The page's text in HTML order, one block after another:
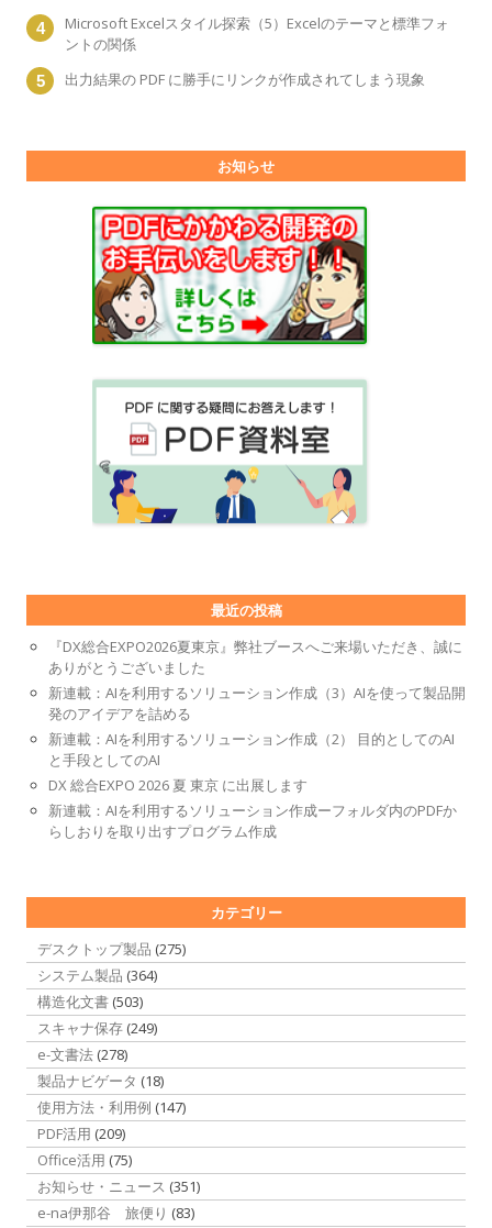
Microsoft Excelスタイル探索（5）Excelのテーマと標準フォ
ントの関係
出力結果の PDF に勝手にリンクが作成されてしまう現象
お知らせ
最近の投稿
『DX総合EXPO2026夏東京』弊社ブースへご来場いただき、誠に
ありがとうございました
新連載：AIを利用するソリューション作成（3）AIを使って製品開
発のアイデアを詰める
新連載：AIを利用するソリューション作成（2） 目的としてのAI
と手段としてのAI
DX 総合EXPO 2026 夏 東京 に出展します
新連載：AIを利用するソリューション作成ーフォルダ内のPDFか
らしおりを取り出すプログラム作成
カテゴリー
デスクトップ製品 (275)
システム製品 (364)
構造化文書 (503)
スキャナ保存 (249)
e-文書法 (278)
製品ナビゲータ (18)
使用方法・利用例 (147)
PDF活用 (209)
Office活用 (75)
お知らせ・ニュース (351)
e-na伊那谷 旅便り (83)